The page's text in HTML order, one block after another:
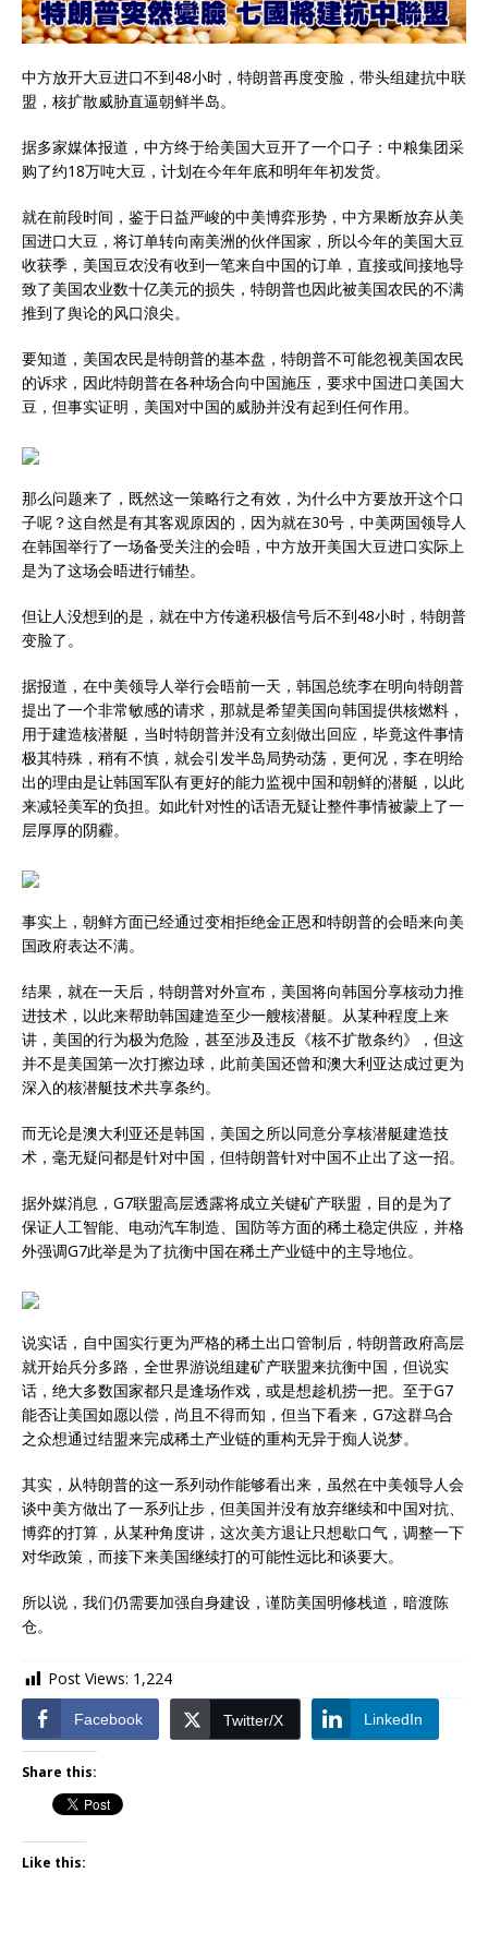
中方放开大豆进口不到48小时，特朗普再度变脸，带头组建抗中联
盟，核扩散威胁直逼朝鲜半岛。
据多家媒体报道，中方终于给美国大豆开了一个口子：中粮集团采
购了约18万吨大豆，计划在今年年底和明年年初发货。
就在前段时间，鉴于日益严峻的中美博弈形势，中方果断放弃从美
国进口大豆，将订单转向南美洲的伙伴国家，所以今年的美国大豆
收获季，美国豆农没有收到一笔来自中国的订单，直接或间接地导
致了美国农业数十亿美元的损失，特朗普也因此被美国农民的不满
推到了舆论的风口浪尖。
要知道，美国农民是特朗普的基本盘，特朗普不可能忽视美国农民
的诉求，因此特朗普在各种场合向中国施压，要求中国进口美国大
豆，但事实证明，美国对中国的威胁并没有起到任何作用。
那么问题来了，既然这一策略行之有效，为什么中方要放开这个口
子呢？这自然是有其客观原因的，因为就在30号，中美两国领导人
在韩国举行了一场备受关注的会晤，中方放开美国大豆进口实际上
是为了这场会晤进行铺垫。
但让人没想到的是，就在中方传递积极信号后不到48小时，特朗普
变脸了。
据报道，在中美领导人举行会晤前一天，韩国总统李在明向特朗普
提出了一个非常敏感的请求，那就是希望美国向韩国提供核燃料，
用于建造核潜艇，当时特朗普并没有立刻做出回应，毕竟这件事情
极其特殊，稍有不慎，就会引发半岛局势动荡，更何况，李在明给
出的理由是让韩国军队有更好的能力监视中国和朝鲜的潜艇，以此
来减轻美军的负担。如此针对性的话语无疑让整件事情被蒙上了一
层厚厚的阴霾。
事实上，朝鲜方面已经通过变相拒绝金正恩和特朗普的会晤来向美
国政府表达不满。
结果，就在一天后，特朗普对外宣布，美国将向韩国分享核动力推
进技术，以此来帮助韩国建造至少一艘核潜艇。从某种程度上来
讲，美国的行为极为危险，甚至涉及违反《核不扩散条约》，但这
并不是美国第一次打擦边球，此前美国还曾和澳大利亚达成过更为
深入的核潜艇技术共享条约。
而无论是澳大利亚还是韩国，美国之所以同意分享核潜艇建造技
术，毫无疑问都是针对中国，但特朗普针对中国不止出了这一招。
据外媒消息，G7联盟高层透露将成立关键矿产联盟，目的是为了
保证人工智能、电动汽车制造、国防等方面的稀土稳定供应，并格
外强调G7此举是为了抗衡中国在稀土产业链中的主导地位。
说实话，自中国实行更为严格的稀土出口管制后，特朗普政府高层
就开始兵分多路，全世界游说组建矿产联盟来抗衡中国，但说实
话，绝大多数国家都只是逢场作戏，或是想趁机捞一把。至于G7
能否让美国如愿以偿，尚且不得而知，但当下看来，G7这群乌合
之众想通过结盟来完成稀土产业链的重构无异于痴人说梦。
其实，从特朗普的这一系列动作能够看出来，虽然在中美领导人会
谈中美方做出了一系列让步，但美国并没有放弃继续和中国对抗、
博弈的打算，从某种角度讲，这次美方退让只想歇口气，调整一下
对华政策，而接下来美国继续打的可能性远比和谈要大。
所以说，我们仍需要加强自身建设，谨防美国明修栈道，暗渡陈
仓。
Post Views: 1,224
Facebook Twitter/X LinkedIn
Share this:
Like this: